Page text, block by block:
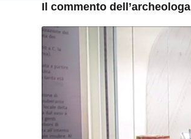
Il commento dell’archeologa